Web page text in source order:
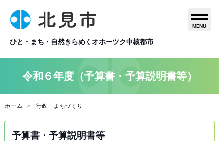
ひと・まち・自然きらめくオホーツク中核都市
MENU
令和６年度（予算書・予算説明書等）
ホーム 行政・まちづくり
予算書・予算説明書等